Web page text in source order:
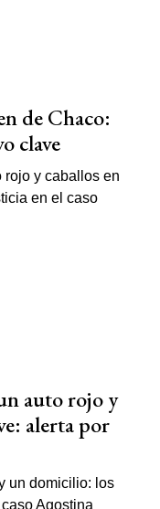
de Chaco:
clave
auto rojo y
alerta por